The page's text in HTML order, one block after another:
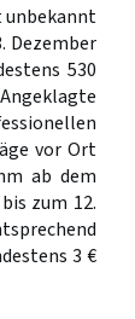
unbekannt
Dezember
530
vor Ort
ab dem
zum 12.
3 €